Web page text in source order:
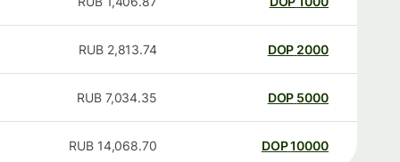
2000
DOP
2,813.74
RUB
5000
DOP
7,034.35
RUB
10000
DOP
14,068.70
RUB